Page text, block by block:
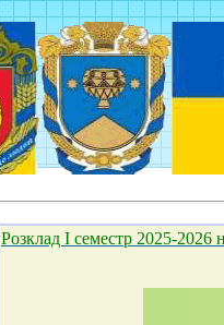
Розклад І семестр 2025-2026